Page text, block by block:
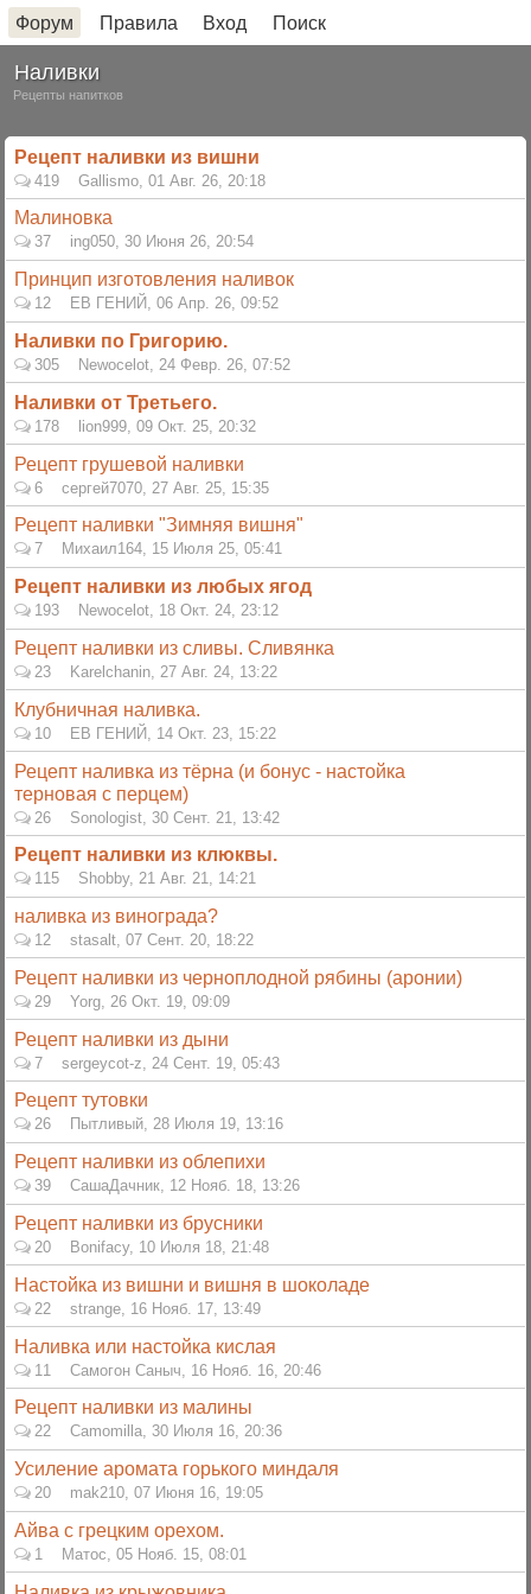
Форум Правила Вход Поиск
Наливки
Рецепты напитков
Рецепт наливки из вишни
419 Gallismo, 01 Авг. 26, 20:18
Малиновка
37 ing050, 30 Июня 26, 20:54
Принцип изготовления наливок
12 ЕВ ГЕНИЙ , 06 Апр. 26, 09:52
Наливки по Григорию.
305 Newocelot, 24 Февр. 26, 07:52
Наливки от Третьего.
178 lion999, 09 Окт. 25, 20:32
Рецепт грушевой наливки
6 сергей7070, 27 Авг. 25, 15:35
Рецепт наливки "Зимняя вишня"
7 Михаил164, 15 Июля 25, 05:41
Рецепт наливки из любых ягод
193 Newocelot, 18 Окт. 24, 23:12
Рецепт наливки из сливы. Сливянка
23 Karelchanin, 27 Авг. 24, 13:22
Клубничная наливка.
10 ЕВ ГЕНИЙ, 14 Окт. 23, 15:22
Рецепт наливка из тёрна (и бонус - настойка
терновая с перцем)
26 Sonologist, 30 Сент. 21, 13:42
Рецепт наливки из клюквы.
115 Shobby, 21 Авг. 21, 14:21
наливка из винограда?
12 stasalt, 07 Сент. 20, 18:22
Рецепт наливки из черноплодной рябины (аронии)
29 Yorg, 26 Окт. 19, 09:09
Рецепт наливки из дыни
7 sergeycot-z 24 Сент. 19, 05:43
Рецепт тутовки
26 Пытливый, 28 Июля 19, 13:16
Рецепт наливки из облепихи
39 СашаДачник, 12 Нояб. 18, 13:26
Рецепт наливки из брусники
20 Bonifacy, 10 Июля 18, 21:48
Настойка из вишни и вишня в шоколаде
22 strange, 16 Нояб. 17, 13:49
Наливка или настойка кислая
11 Самогон Саныч 16 Нояб. 16, 20:46
Рецепт наливки из малины
22 Camomilla, 30 Июля 16, 20:36
Усиление аромата горького миндаля
20 mak210, 07 Июня 16, 19:05
Айва с грецким орехом.
1 Матос 05 Нояб. 15, 08:01